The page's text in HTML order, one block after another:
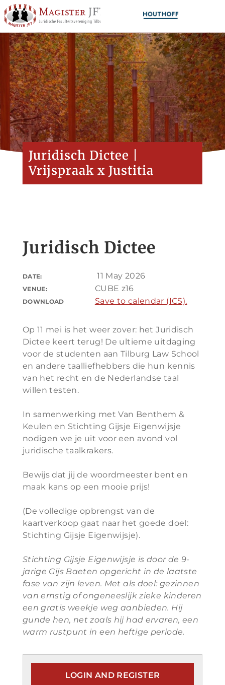
Juridisch Dictee |
Vrijspraak x Justitia
Juridisch Dictee
DATE: 11 May 2026
VENUE: CUBE z16
DOWNLOAD Save to calendar (ICS).
Op 11 mei is het weer zover: het Juridisch
Dictee keert terug! De ultieme uitdaging
voor de studenten aan Tilburg Law School
en andere taalliefhebbers die hun kennis
van het recht en de Nederlandse taal
willen testen.
In samenwerking met Van Benthem &
Keulen en Stichting Gijsje Eigenwijsje
nodigen we je uit voor een avond vol
juridische taalkrakers.
Bewijs dat jij de woordmeester bent en
maak kans op een mooie prijs!
(De volledige opbrengst van de
kaartverkoop gaat naar het goede doel:
Stichting Gijsje Eigenwijsje).
Stichting Gijsje Eigenwijsje is door de 9-
jarige Gijs Baeten opgericht in de laatste
fase van zijn leven. Met als doel: gezinnen
van ernstig of ongeneeslijk zieke kinderen
een gratis weekje weg aanbieden. Hij
gunde hen, net zoals hij had ervaren, een
warm rustpunt in een heftige periode.
LOGIN AND REGISTER